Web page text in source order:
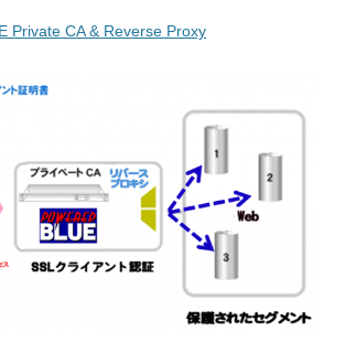
Private CA & Reverse Proxy